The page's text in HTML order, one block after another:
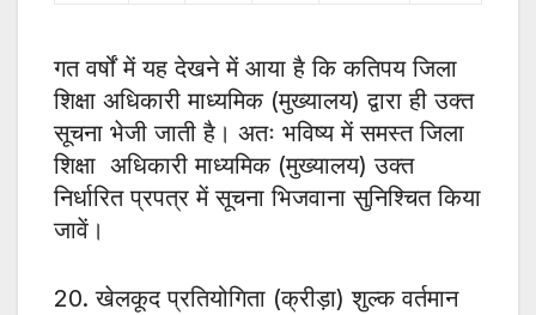
गत वर्षों में यह देखने में आया है कि कतिपय जिला
शिक्षा अधिकारी माध्यमिक (मुख्यालय) द्वारा ही उक्त
सूचना भेजी जाती है। अतः भविष्य में समस्त जिला
शिक्षा अधिकारी माध्यमिक (मुख्यालय) उक्त
निर्धारित प्रपत्र में सूचना भिजवाना सुनिश्चित किया
जावें।
20. खेलकूद प्रतियोगिता (क्रीड़ा) शुल्क वर्तमान